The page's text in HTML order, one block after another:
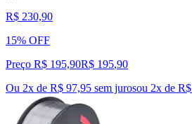
R$ 230,90
15% OFF
Preço R$ 195,90R$ 195,90
Ou 2x de R$ 97,95 sem jurosou 2x de